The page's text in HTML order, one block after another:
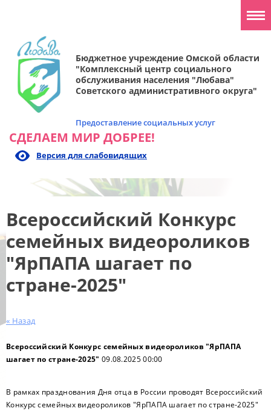
Бюджетное учреждение Омской области
"Комплексный центр социального
обслуживания населения "Любава"
Советского административного округа"
Предоставление социальных услуг
СДЕЛАЕМ МИР ДОБРЕЕ!
Версия для слабовидящих
Всероссийский Конкурс
семейных видеороликов
"ЯрПАПА шагает по
стране-2025"
« Назад
Всероссийский Конкурс семейных видеороликов "ЯрПАПА
шагает по стране-2025" 09.08.2025 00:00
В рамках празднования Дня отца в России проводят Всероссийский
Конкурс семейных видеороликов "ЯрПАПА шагает по стране-2025"